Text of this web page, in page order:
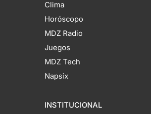
Clima
Horóscopo
MDZ Radio
Juegos
MDZ Tech
Napsix
INSTITUCIONAL